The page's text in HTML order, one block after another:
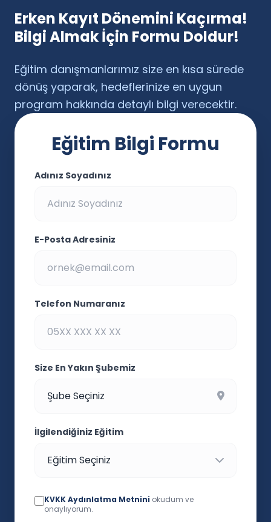
Erken Kayıt Dönemini Kaçırma!
Bilgi Almak İçin Formu Doldur!
Eğitim danışmanlarımız size en kısa sürede
dönüş yaparak, hedeflerinize en uygun
program hakkında detaylı bilgi verecektir.
Eğitim Bilgi Formu
Adınız Soyadınız
E-Posta Adresiniz
Telefon Numaranız
Size En Yakın Şubemiz
İlgilendiğiniz Eğitim
KVKK Aydınlatma Metnini okudum ve
onaylıyorum.